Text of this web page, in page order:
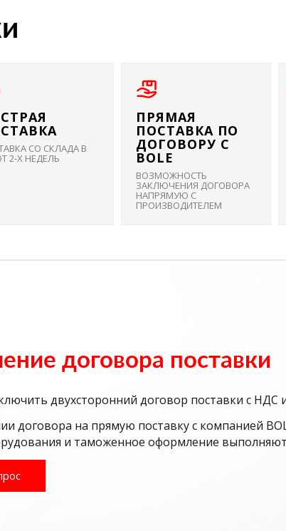
СО СКЛАДА В
2-Х НЕДЕЛЬ
ПРЯМАЯ
ПОСТАВКА ПО
ДОГОВОРУ С
BOLE
ВОЗМОЖНОСТЬ
ЗАКЛЮЧЕНИЯ ДОГОВОРА
НАПРЯМУЮ С
ПРОИЗВОДИТЕЛЕМ
договора поставки
двухсторонний договор поставки с НДС
договора на прямую поставку с компанией
и таможенное оформление